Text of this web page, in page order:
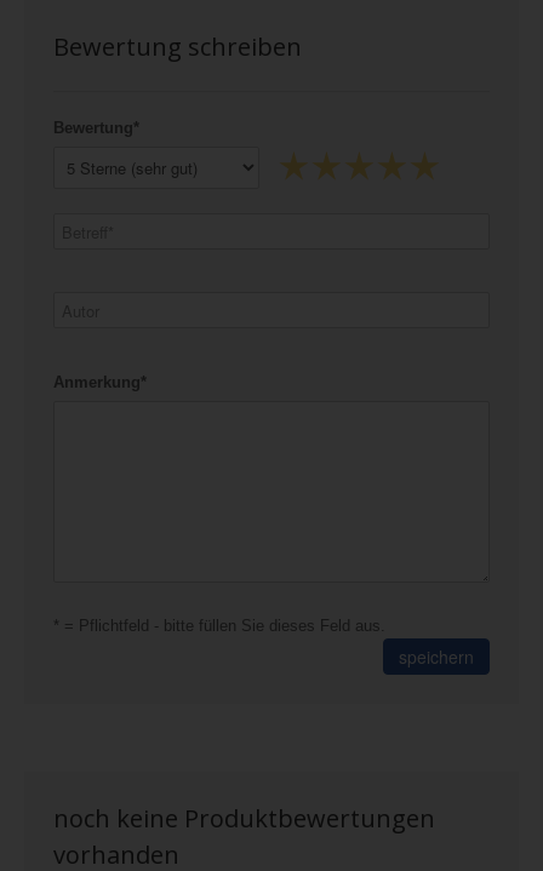
Bewertung schreiben
Bewertung*
Anmerkung*
* = Pflichtfeld - bitte füllen Sie dieses Feld aus.
speichern
noch keine Produktbewertungen
vorhanden